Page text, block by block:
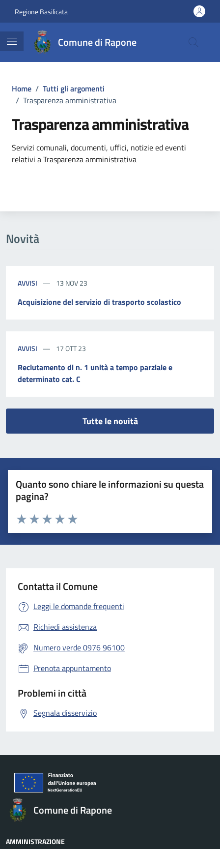
Regione Basilicata
Comune di Rapone
Home / Tutti gli argomenti
/ Trasparenza amministrativa
Trasparenza amministrativa
Dettagli dell'argomento
Servizi comunali, documenti, uffici, notizie ed eventi
relativi a Trasparenza amministrativa
Novità
AVVISI 13 NOV 23
Acquisizione del servizio di trasporto scolastico
AVVISI 17 OTT 23
Reclutamento di n. 1 unità a tempo parziale e
determinato cat. C
Tutte le novità
Quanto sono chiare le informazioni su questa
pagina?
Valuta 5 stelle su 5
Valuta 4 stelle su 5
Valuta 3 stelle su 5
Valuta 2 stelle su 5
Valuta 1 stelle su 5
Contatta il Comune
Leggi le domande frequenti
Richiedi assistenza
Numero verde 0976 96100
Prenota appuntamento
Problemi in città
Segnala disservizio
Comune di Rapone
AMMINISTRAZIONE